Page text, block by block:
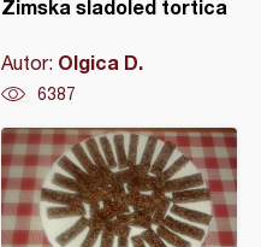
Zimska sladoled tortica
Autor: Olgica D.
6387